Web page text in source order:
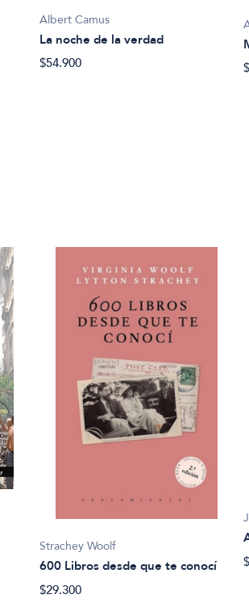
Albert Camus
La noche de la verdad
$54.900
Strachey Woolf
600 Libros desde que te conocí
$29.300